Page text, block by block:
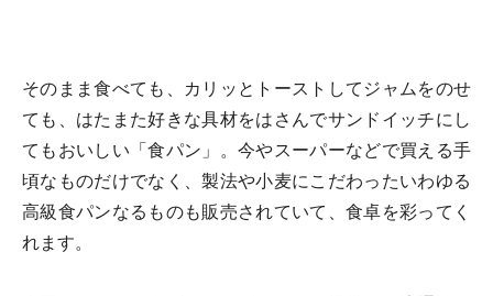
そのまま食べても、カリッとトーストしてジャムをのせ
ても、はたまた好きな具材をはさんでサンドイッチにし
てもおいしい「食パン」。今やスーパーなどで買える手
頃なものだけでなく、製法や小麦にこだわったいわゆる
高級食パンなるものも販売されていて、食卓を彩ってく
れます。